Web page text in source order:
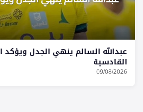
عبدالله السالم ينهي الجدل ويؤكد
القادسية
09/08/2026